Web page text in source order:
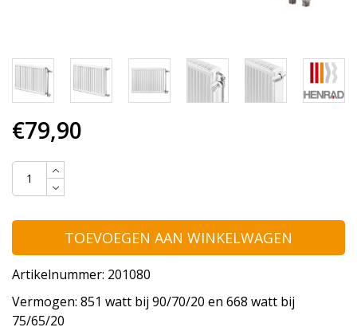
€79,90
TOEVOEGEN AAN WINKELWAGEN
Artikelnummer: 201080
Vermogen: 851 watt bij 90/70/20 en 668 watt bij
75/65/20